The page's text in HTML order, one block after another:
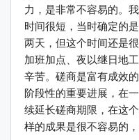
力，是非常不容易的。
时间很短，当时确定的
两天，但这个时间还是
加班加点、夜以继日地
辛苦。磋商是富有成效
阶段性的重要进展，在
续延长磋商期限，在这
样的成果是很不容易的